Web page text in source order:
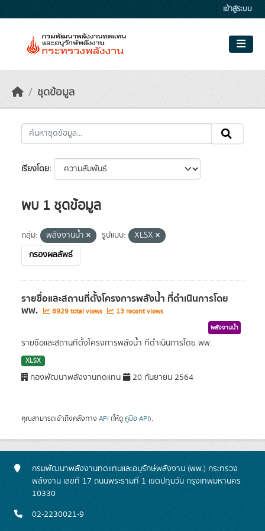
เข้าสู่ระบบ
ชุดข้อมูล
เรียงโดย
พบ 1 ชุดข้อมูล
กลุ่ม: พลังงานน้ำ รูปแบบ:
XLSX
กรองผลลัพธ์
รายชื่อและสถานที่ตั้งโครงการพลังน้ำ ที่ดำเนินการโดย
พพ. 8929 total views 13 recent views
พลังงานน้ำ
รายชื่อและสถานที่ตั้งโครงการพลังน้ำ ที่ดำเนินการโดย พพ.
XLSX
กองพัฒนาพลังงานทดแทน 20 กันยายน 2564
คุณสามารถเข้าถึงคลังทาง API (ให้ดู คู่มือ API).
กรมพัฒนาพลังงานทดแทนและอนุรักษ์พลังงาน (พพ.) กระทรวง
พลังงาน เลขที่ 17 ถนนพระรามที่ 1 เขตปทุมวัน กรุงเทพมหานคร
10330
02-2230021-9